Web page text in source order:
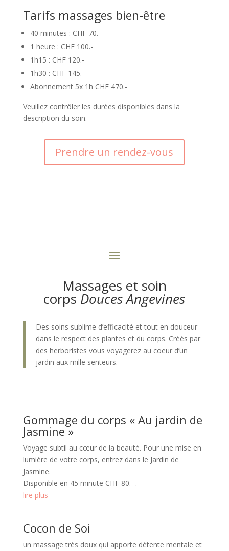
Tarifs massages bien-être
40 minutes : CHF 70.-
1 heure : CHF 100.-
1h15 : CHF 120.-
1h30 : CHF 145.-
Abonnement 5x 1h CHF 470.-
Veuillez contrôler les durées disponibles dans la
description du soin.
Prendre un rendez-vous
Massages et soin
corps Douces Angevines
Des soins sublime d’efficacité et tout en douceur
dans le respect des plantes et du corps. Créés par
des herboristes vous voyagerez au coeur d’un
jardin aux mille senteurs.
Gommage du corps « Au jardin de
Jasmine »
Voyage subtil au cœur de la beauté. Pour une mise en
lumière de votre corps, entrez dans le Jardin de
Jasmine.
Disponible en 45 minute CHF 80.- .
lire plus
Cocon de Soi
un massage très doux qui apporte détente mentale et